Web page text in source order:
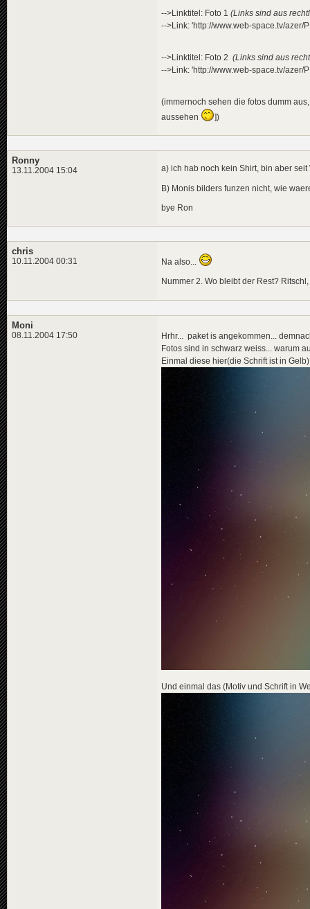
-->Linktitel: Foto 1 (Links sind aus
-->Link: 'http://www.web-space.tv/azer/
-->Linktitel: Foto 2 (Links sind aus
-->Link: 'http://www.web-space.tv/azer/
(immernoch sehen die fotos dumm
aussehen
])
Ronny
13.11.2004 15:04 a) ich hab noch kein Shirt, bin aber
B) Monis bilders funzen nicht, wie
bye Ron
chris
10.11.2004 00:31 Na also...
Nummer 2. Wo bleibt der Rest?
Moni
08.11.2004 17:50
Hrhr... paket is angekommen...
Fotos sind in schwarz weiss... warum
Einmal diese hier(die Schrift ist in Gelb)
Und einmal das (Motiv und Schrift in